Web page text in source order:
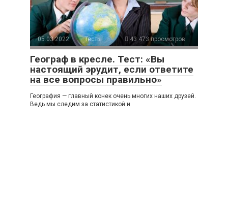
05.03.2022 Тесты 43 473 просмотров
Географ в кресле. Тест: «Вы
настоящий эрудит, если ответите
на все вопросы правильно»
География — главный конек очень многих наших друзей.
Ведь мы следим за статистикой и